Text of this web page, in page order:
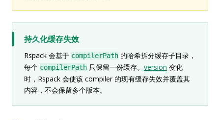
持久化缓存失效
Rspack 会基于 compilerPath 的哈希拆分缓存子目录，
每个 compilerPath 只保留一份缓存。 version 变化
时，Rspack 会使该 compiler 的现有缓存失效并覆盖其
内容，不会保留多个版本。